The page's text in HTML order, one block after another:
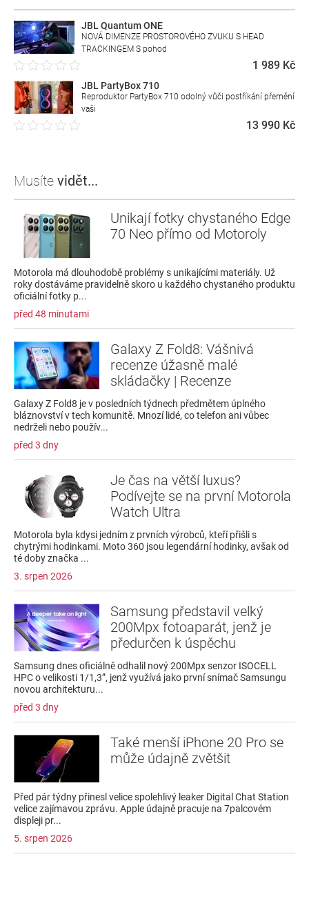
JBL Quantum ONE
NOVÁ DIMENZE PROSTOROVÉHO ZVUKU S HEAD
TRACKINGEM S pohod
1 989 Kč
JBL PartyBox 710
Reproduktor PartyBox 710 odolný vůči postříkání přemění
vaši
13 990 Kč
Musíte vidět...
Unikají fotky chystaného Edge
70 Neo přímo od Motoroly
Motorola má dlouhodobě problémy s unikajícími materiály. Už
roky dostáváme pravidelně skoro u každého chystaného produktu
oficiální fotky p...
před 48 minutami
Galaxy Z Fold8: Vášnivá
recenze úžasně malé
skládačky | Recenze
Galaxy Z Fold8 je v posledních týdnech předmětem úplného
bláznovství v tech komunitě. Mnozí lidé, co telefon ani vůbec
nedrželi nebo použív...
před 3 dny
Je čas na větší luxus?
Podívejte se na první Motorola
Watch Ultra
Motorola byla kdysi jedním z prvních výrobců, kteří přišli s
chytrými hodinkami. Moto 360 jsou legendární hodinky, avšak od
té doby značka ...
3. srpen 2026
Samsung představil velký
200Mpx fotoaparát, jenž je
předurčen k úspěchu
Samsung dnes oficiálně odhalil nový 200Mpx senzor ISOCELL
HPC o velikosti 1/1,3”, jenž využívá jako první snímač Samsungu
novou architekturu...
před 3 dny
Také menší iPhone 20 Pro se
může údajně zvětšit
Před pár týdny přinesl velice spolehlivý leaker Digital Chat Station
velice zajímavou zprávu. Apple údajně pracuje na 7palcovém
displeji pr...
5. srpen 2026